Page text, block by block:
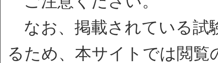
なお、掲載されている試
るため、本サイトでは閲